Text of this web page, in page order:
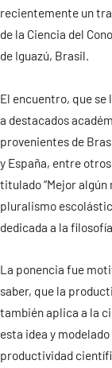
Medios
Ediciones
Contacto
recientemente un
de la Ciencia del
de Iguazú, Brasil.
El encuentro, que se
a destacados
provenientes de
y España, entre
titulado “Mejor
pluralismo
dedicada a la
La ponencia fue
saber, que la
también aplica a la
esta idea y
productividad